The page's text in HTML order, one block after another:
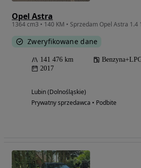
Opel Astra
1364 cm3 • 140 KM • Sprzedam Opel Astra 1.4
Zweryfikowane dane
141 476 km
2017
Lubin (Dolnośląskie)
Prywatny sprzedawca • Podbite